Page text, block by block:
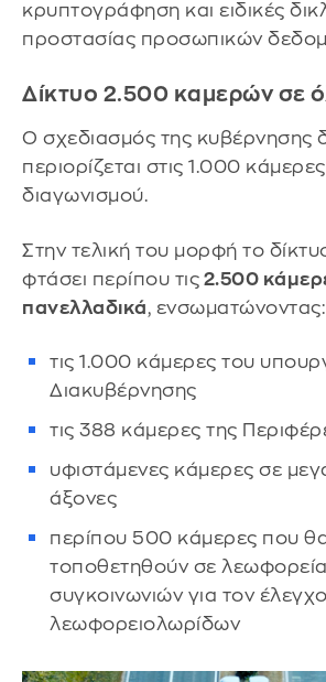
κρυπτογράφηση και ειδικές
προστασίας προσωπικών
Δίκτυο 2.500 καμερών σε
Ο σχεδιασμός της κυβέρνησης
περιορίζεται στις 1.000
διαγωνισμού.
Στην τελική του μορφή το
φτάσει περίπου τις 2.500
πανελλαδικά, ενσωματώνοντας:
τις 1.000 κάμερες του
Διακυβέρνησης
τις 388 κάμερες της
υφιστάμενες κάμερες σε
άξονες
περίπου 500 κάμερες που
τοποθετηθούν σε
συγκοινωνιών για τον
λεωφορειολωρίδων